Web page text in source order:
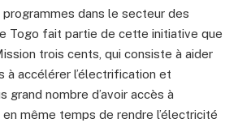
dans le secteur des
Togo fait partie de cette initiative que
trois cents, qui consiste à aider
à accélérer l’électrification et
grand nombre d’avoir accès à
en même temps de rendre l’électricité